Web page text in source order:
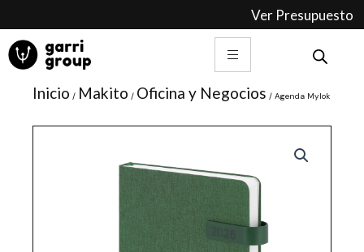
contenido
Ver Presupuesto
Inicio / Makito / Oficina y Negocios / Agenda Mylok